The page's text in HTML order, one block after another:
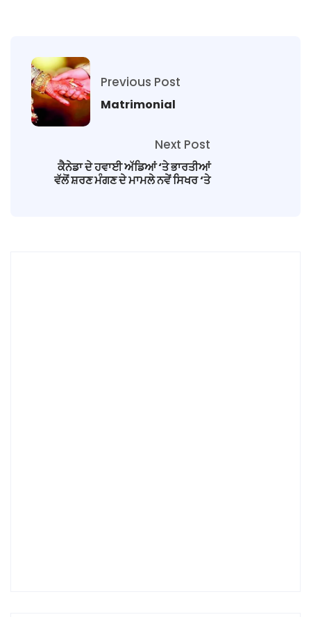
Previous Post
Matrimonial
Next Post
ਕੈਨੇਡਾ ਦੇ ਹਵਾਈ ਅੱਡਿਆਂ ‘ਤੇ ਭਾਰਤੀਆਂ
ਵੱਲੋਂ ਸ਼ਰਣ ਮੰਗਣ ਦੇ ਮਾਮਲੇ ਨਵੇਂ ਸਿਖਰ ‘ਤੇ